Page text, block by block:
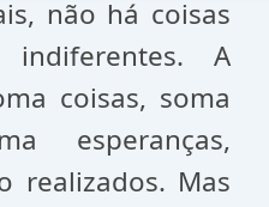
não há coisas
indiferentes. A
coisas, soma
esperanças,
realizados. Mas